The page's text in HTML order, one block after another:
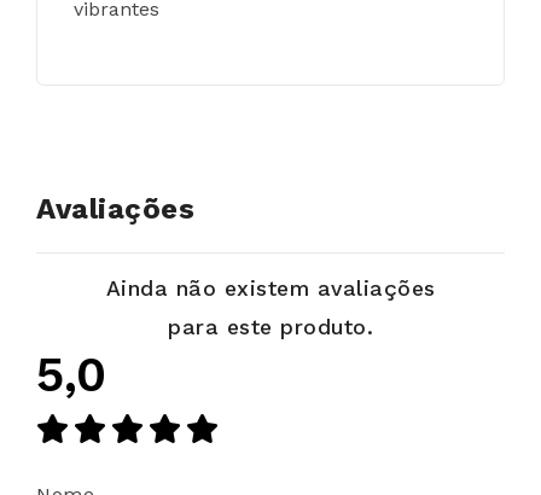
vibrantes
Avaliações
Ainda não existem avaliações
para este produto.
5,0